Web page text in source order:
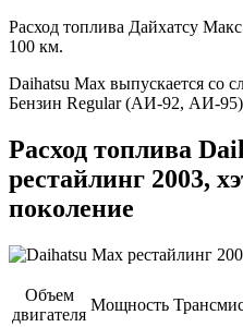
Расход топлива Дайхатсу
100 км.
Daihatsu Max выпускается со
Бензин Regular (АИ-92, АИ-
Расход топлива
рестайлинг 2003,
поколение
Объем
двигателя
Мощность